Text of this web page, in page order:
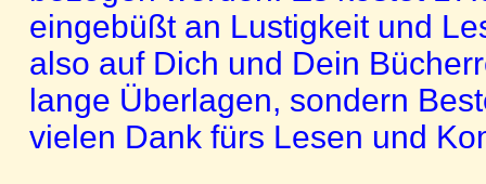
eingebüßt an Lustigkeit und
also auf Dich und Dein
lange Überlagen, sondern
vielen Dank fürs Lesen und